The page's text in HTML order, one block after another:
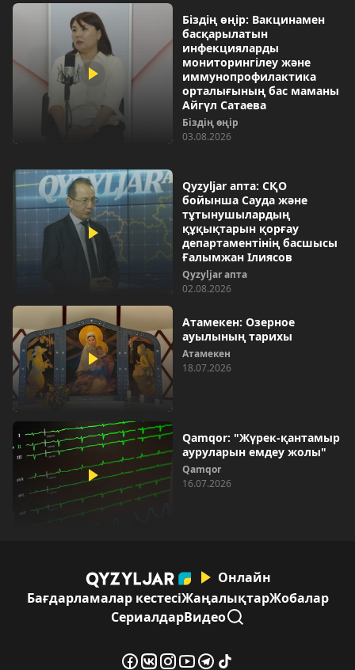
Біздің өңір: Вакцинамен
басқарылатын
инфекцияларды
мониторингілеу және
иммунопрофилактика
орталығының бас маманы
Айгүл Сатаева
Біздің өңір
03.08.2026
Qyzyljar апта: СҚО
бойынша Сауда және
тұтынушылардың
құқықтарын қорғау
департаментінің басшысы
Ғалымжан Ілиясов
Qyzyljar апта
02.08.2026
Атамекен: Озерное
ауылының тарихы
Атамекен
18.07.2026
Qamqor: "Жүрек-қантамыр
ауруларын емдеу жолы"
Qamqor
16.07.2026
Онлайн
Бағдарламалар кестесіЖаңалықтарЖобалар
СериалдарВидео